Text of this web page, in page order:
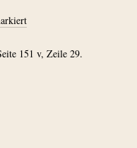
151 v, Zeile 29.